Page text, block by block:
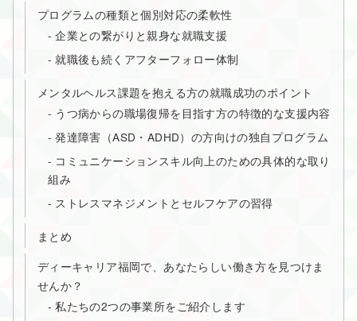
プログラムの種類と個別対応の柔軟性
企業との繋がりと親身な就職支援
就職後も続くアフターフォロー体制
メンタルヘルス課題を抱える方の就職成功のポイント
うつ病からの職場復帰を目指す方の特徴的な支援内容
発達障害（ASD・ADHD）の方向けの独自プログラム
コミュニケーションスキル向上のための具体的な取り
組み
ストレスマネジメントとセルフケアの習得
まとめ
ディーキャリア福岡で、あなたらしい働き方を見つけま
せんか？
私たちの2つの事業所をご紹介します